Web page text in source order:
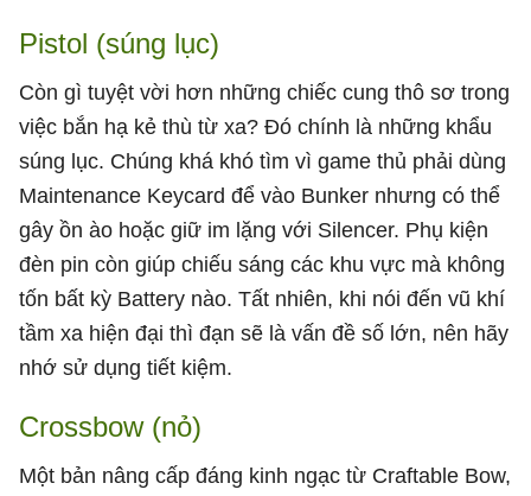
Pistol (súng lục)
Còn gì tuyệt vời hơn những chiếc cung thô sơ trong
việc bắn hạ kẻ thù từ xa? Đó chính là những khẩu
súng lục. Chúng khá khó tìm vì game thủ phải dùng
Maintenance Keycard để vào Bunker nhưng có thể
gây ồn ào hoặc giữ im lặng với Silencer. Phụ kiện
đèn pin còn giúp chiếu sáng các khu vực mà không
tốn bất kỳ Battery nào. Tất nhiên, khi nói đến vũ khí
tầm xa hiện đại thì đạn sẽ là vấn đề số lớn, nên hãy
nhớ sử dụng tiết kiệm.
Crossbow (nỏ)
Một bản nâng cấp đáng kinh ngạc từ Craftable Bow,